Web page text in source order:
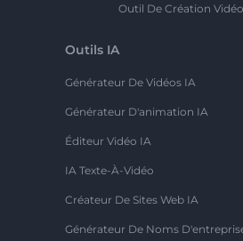
Outil De Création Vidéo
Outils IA
Générateur De Vidéos IA
Générateur D'animation IA
Éditeur Vidéo IA
IA Texte-À-Vidéo
Créateur De Sites Web IA
Générateur De Noms